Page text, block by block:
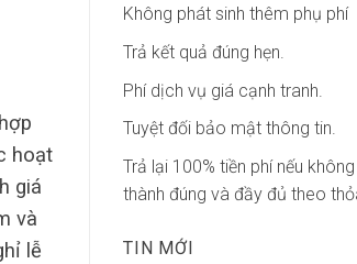
hoạt
giá
và
lễ
Không phát sinh thêm phụ phí
Trả kết quả đúng hẹn.
Phí dịch vụ giá cạnh tranh.
Tuyệt đối bảo mật thông tin.
Trả lại 100% tiền phí nếu
thành đúng và đầy đủ theo
TIN MỚI